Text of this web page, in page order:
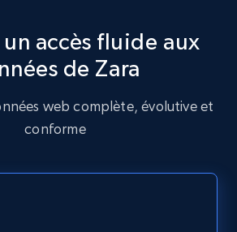
code, Model number,
Product name, Manufacturer,
353+
- Discovery products by
accès fluide aux
de Zara
web complète, évolutive et
conforme